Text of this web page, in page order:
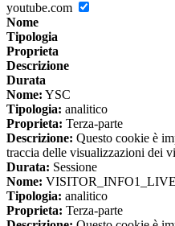
youtube.com
Nome
Tipologia
Proprieta
Descrizione
Durata
Nome: YSC
Tipologia: analitico
Proprieta: Terza-parte
Descrizione: Questo cookie è
traccia delle visualizzazioni dei
Durata: Sessione
Nome: VISITOR_INFO1_LIVE
Tipologia: analitico
Proprieta: Terza-parte